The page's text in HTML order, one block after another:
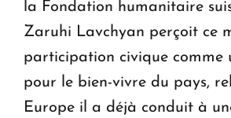
la Fondation humanitaire
Zaruhi Lavchyan perçoit ce
participation civique comme
pour le bien-vivre du pays,
Europe il a déjà conduit à